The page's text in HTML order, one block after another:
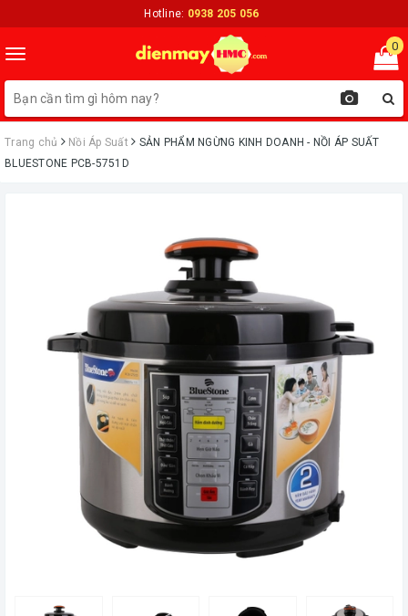
Hotline: 0938 205 056
Toggle
navigation
0
Trang chủ Nồi Áp Suất
ㅤSẢN PHẨM NGỪNG KINH DOANH - NỒI ÁP SUẤT
BLUESTONE PCB-5751D